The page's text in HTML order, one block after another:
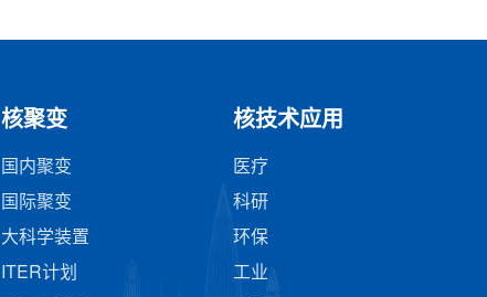
核聚变
国内聚变
国际聚变
大科学装置
ITER计划
核技术应用
医疗
科研
环保
工业